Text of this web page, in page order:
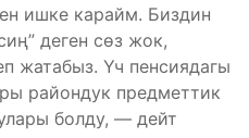
ишке карайм. Биздин
деген сөз жок,
жатабыз. Үч пенсиядагы
райондук предметтик
болду, — дейт